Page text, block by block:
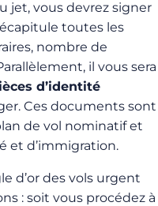
jet, vous devrez signer
toutes les
nombre de
il vous sera
d’identité
Ces documents sont
de vol nominatif et
et d’immigration.
d’or des vols urgent
: soit vous procédez à